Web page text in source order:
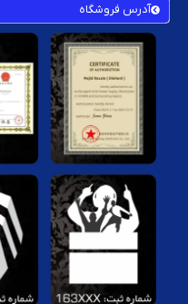
آدرس فروشگاه